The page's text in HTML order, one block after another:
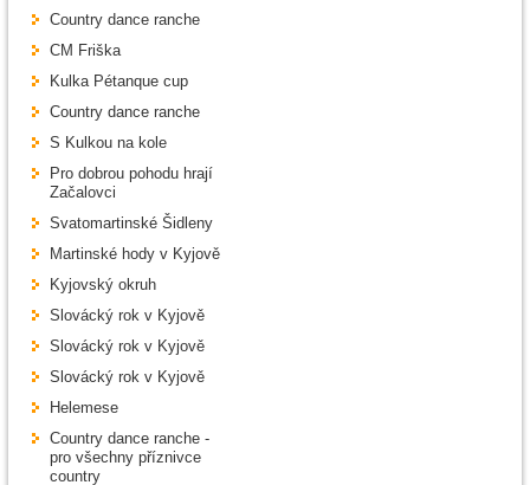
Country dance ranche
CM Friška
Kulka Pétanque cup
Country dance ranche
S Kulkou na kole
Pro dobrou pohodu hrají
Začalovci
Svatomartinské Šidleny
Martinské hody v Kyjově
Kyjovský okruh
Slovácký rok v Kyjově
Slovácký rok v Kyjově
Slovácký rok v Kyjově
Helemese
Country dance ranche -
pro všechny příznivce
country